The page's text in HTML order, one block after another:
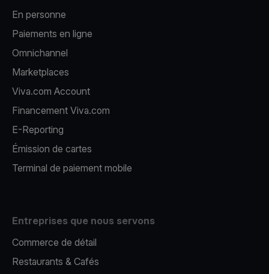
En personne
Paiements en ligne
Omnichannel
Marketplaces
Viva.com Account
Financement Viva.com
E-Reporting
Émission de cartes
Terminal de paiement mobile
Entreprises que nous servons
Commerce de détail
Restaurants & Cafés